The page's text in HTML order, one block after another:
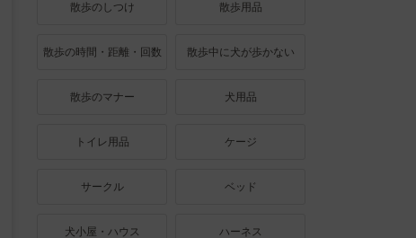
散歩のしつけ 散歩用品
散歩の時間・距離・回数 散歩中に犬が歩かない
散歩のマナー 犬用品
トイレ用品 ケージ
サークル ベッド
犬小屋・ハウス ハーネス